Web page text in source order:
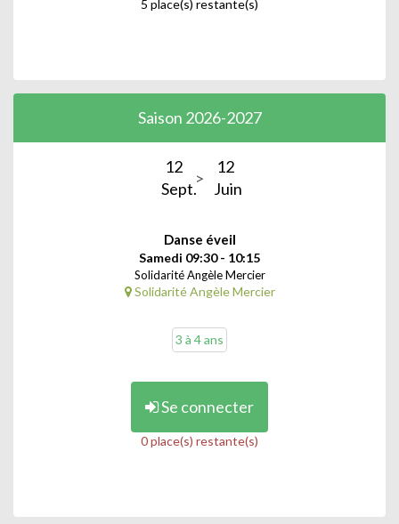
5 place(s) restante(s)
Saison 2026-2027
12
Sept.
12
Juin
Danse éveil
Samedi 09:30 - 10:15
Solidarité Angèle Mercier
Solidarité Angèle Mercier
3 à 4 ans
Se connecter
0 place(s) restante(s)